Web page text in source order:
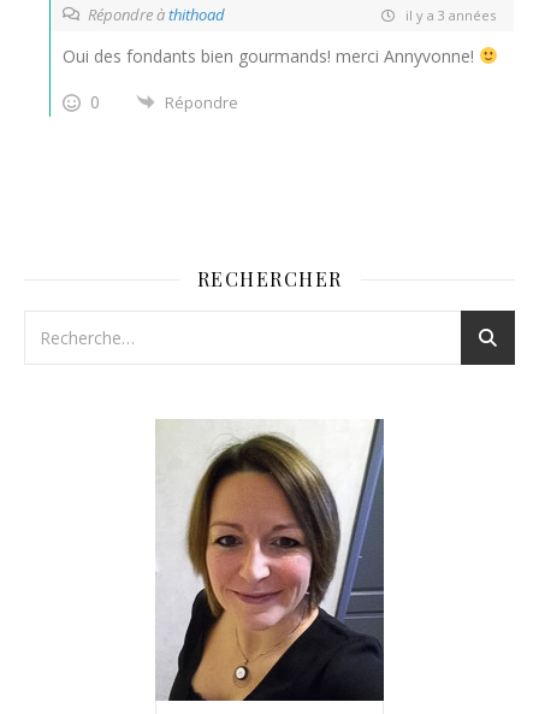
Répondre àthithoad il y a 3 années
Oui des fondants bien gourmands! merci Annyvonne!
0
Répondre
RECHERCHER